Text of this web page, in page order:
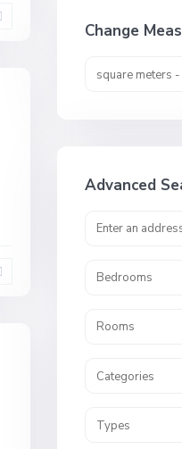
Change
square meters -
Advanced
Categories
Types